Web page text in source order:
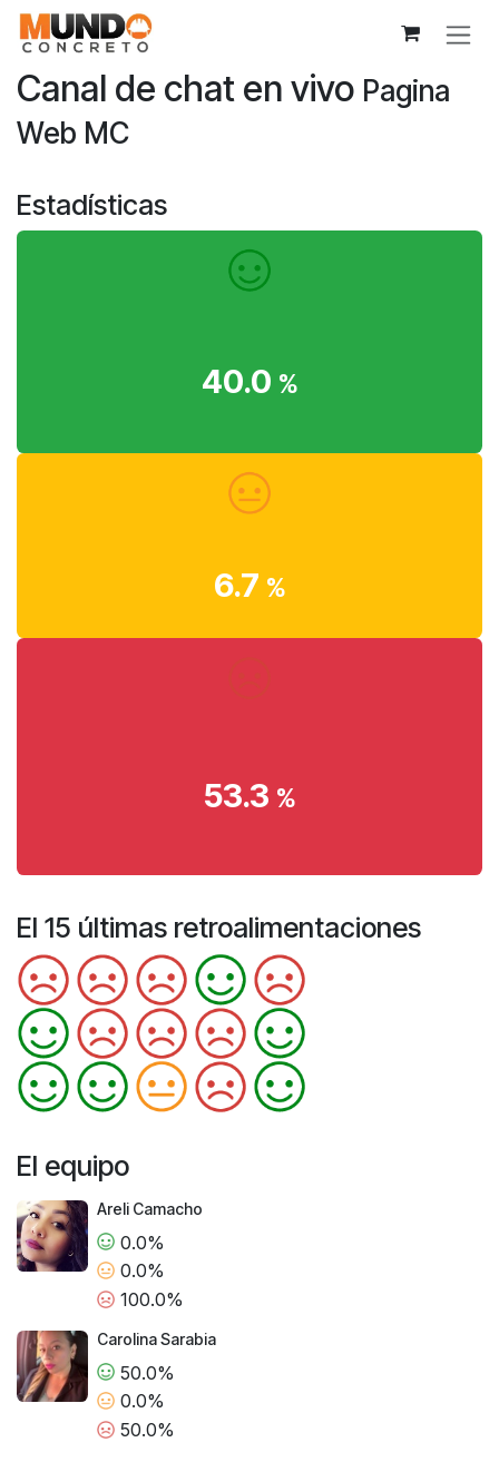
Ir al contenido
Canal de chat en vivo Pagina
Web MC
Estadísticas
40.0 %
6.7 %
53.3 %
El 15 últimas retroalimentaciones
El equipo
Areli Camacho
0.0%
0.0%
100.0%
Carolina Sarabia
50.0%
0.0%
50.0%